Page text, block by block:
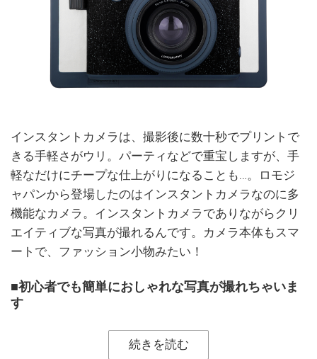
インスタントカメラは、撮影後に数十秒でプリントで
きる手軽さがウリ。パーティなどで重宝しますが、手
軽なだけにチープな仕上がりになることも…。ロモジ
ャパンから登場したのはインスタントカメラなのに多
機能なカメラ。インスタントカメラでありながらクリ
エイティブな写真が撮れるんです。カメラ本体もスマ
ートで、ファッション小物みたい！
■初心者でも簡単におしゃれな写真が撮れちゃいま
す
続きを読む